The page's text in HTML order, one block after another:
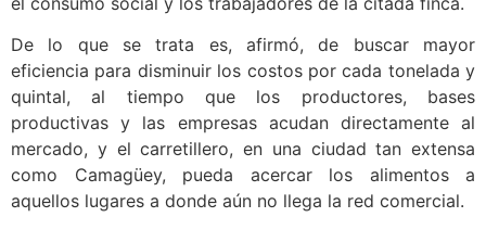
De lo que se trata es, afirmó, de buscar mayor
eficiencia para disminuir los costos por cada tonelada y
quintal, al tiempo que los productores, bases
productivas y las empresas acudan directamente al
mercado, y el carretillero, en una ciudad tan extensa
como Camagüey, pueda acercar los alimentos a
aquellos lugares a donde aún no llega la red comercial.